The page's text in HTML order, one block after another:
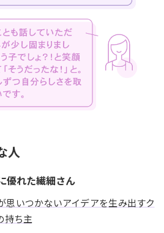
人
優れた繊細さん
思いつかないアイデアを生み出すク
持ち主